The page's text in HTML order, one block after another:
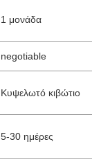
1 μονάδα
negotiable
Κυψελωτό κιβώτιο
5-30 ημέρες